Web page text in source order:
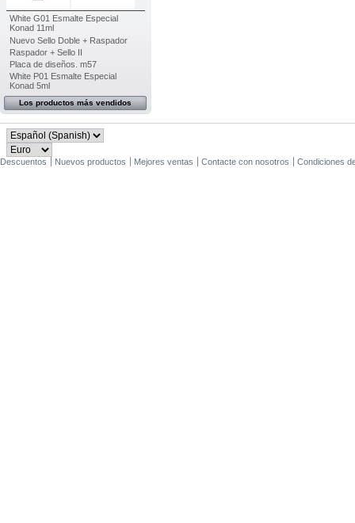
White G01 Esmalte Especial
Konad 11ml
Nuevo Sello Doble + Raspador
Raspador + Sello II
Placa de diseños. m57
White P01 Esmalte Especial
Konad 5ml
Los productos más vendidos
Descuentos Nuevos productos Mejores ventas Contacte con nosotros Condiciones